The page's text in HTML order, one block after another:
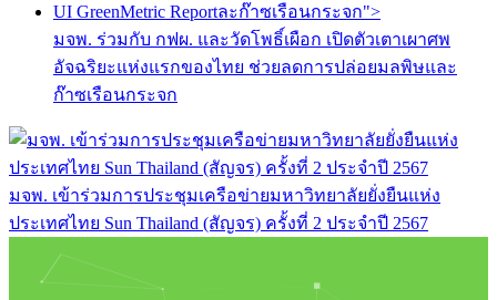
UI GreenMetric Reportละก๊าซเรือนกระจก">
มจพ. ร่วมกับ กฟผ. และวัดโพธิ์เผือก เปิดตัวเตาเผาศพ
อัจฉริยะแห่งแรกของไทย ช่วยลดการปล่อยมลพิษและ
ก๊าซเรือนกระจก
มจพ. เข้าร่วมการประชุมเครือข่ายมหาวิทยาลัยยั่งยืนแห่ง
ประเทศไทย Sun Thailand (สัญจร) ครั้งที่ 2 ประจำปี 2567